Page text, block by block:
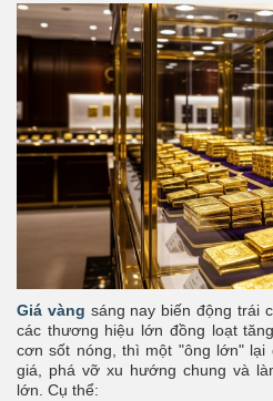
Giá vàng sáng nay biến động trái
các thương hiệu lớn đồng loạt
cơn sốt nóng, thì một "ông lớn" lại
giá, phá vỡ xu hướng chung và
lớn. Cụ thể: